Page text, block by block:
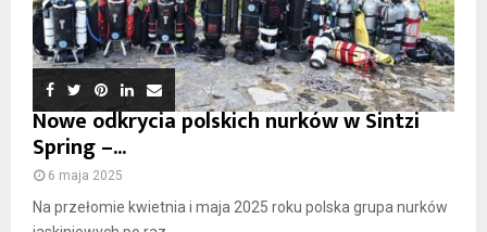
Nowe odkrycia polskich nurków w Sintzi
Spring –...
6 maja 2025
Na przełomie kwietnia i maja 2025 roku polska grupa nurków